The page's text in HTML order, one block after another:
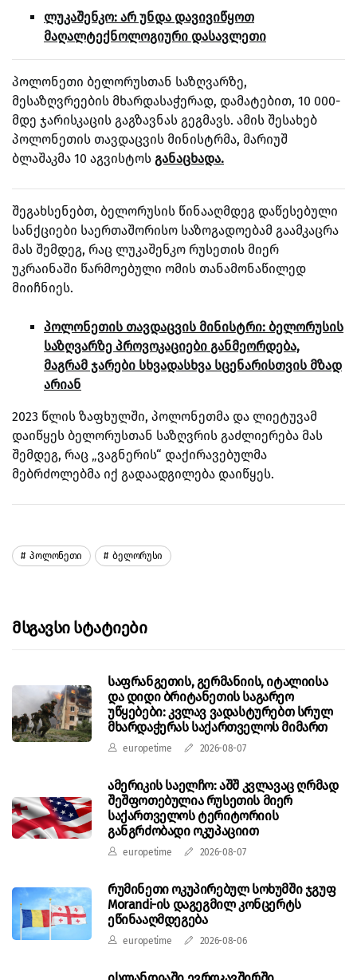
ლუკაშენკო: არ უნდა დავივიწყოთ
მაღალტექნოლოგიური დასავლეთი
პოლონეთი ბელორუსთან საზღვარზე,
მესაზღვრეების მხარდასაჭერად, დამატებით, 10 000-
მდე ჯარისკაცის გაგზავნას გეგმავს. ამის შესახებ
პოლონეთის თავდაცვის მინისტრმა, მარიუშ
ბლაშაკმა 10 აგვისტოს განაცხადა.
შეგახსენებთ, ბელორუსის წინააღმდეგ დაწესებული
სანქციები საერთაშორისო საზოგადოებამ გაამკაცრა
მას შემდეგ, რაც ლუკაშენკო რუსეთის მიერ
უკრაინაში წარმოებული ომის თანამონაწილედ
მიიჩნიეს.
პოლონეთის თავდაცვის მინისტრი: ბელორუსის
საზღვარზე პროვოკაციები განმეორდება,
მაგრამ ჯარები სხვადასხვა სცენარისთვის მზად
არიან
2023 წლის ზაფხულში, პოლონეთმა და ლიეტუვამ
დაიწყეს ბელორუსთან საზღვრის გაძლიერება მას
შემდეგ, რაც „ვაგნერის“ დაქირავებულმა
მებრძოლებმა იქ გადაადგილება დაიწყეს.
Პოლონეთი Ბელორუსი
Მსგავსი Სტატიები
საფრანგეთის, გერმანიის, იტალიისა
და დიდი ბრიტანეთის საგარეო
უწყებები: კვლავ ვადასტურებთ სრულ
მხარდაჭერას საქართველოს მიმართ
europetime 2026-08-07
ამერიკის საელჩო: აშშ კვლავაც ღრმად
შეშფოთებულია რუსეთის მიერ
საქართველოს ტერიტორიის
განგრძობადი ოკუპაციით
europetime 2026-08-07
რუმინეთი ოკუპირებულ სოხუმში ჯგუფ
Morandi-ის დაგეგმილ კონცერტს
ეწინააღმდეგება
europetime 2026-08-06